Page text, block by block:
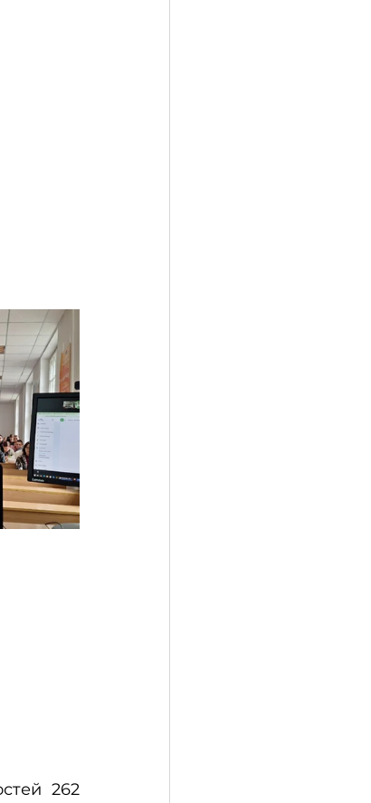
262